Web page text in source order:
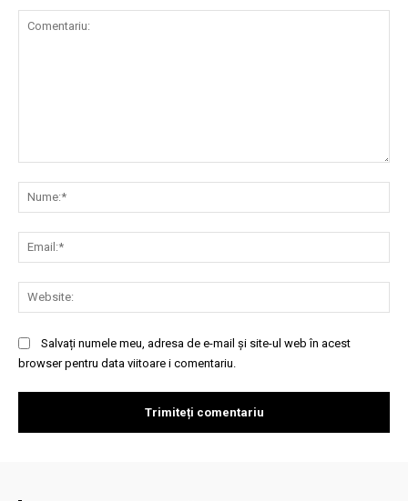
Salvați numele meu, adresa de e-mail și site-ul web în acest
browser pentru data viitoare i comentariu.